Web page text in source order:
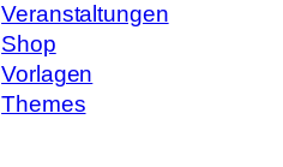
Veranstaltungen
Shop
Vorlagen
Themes